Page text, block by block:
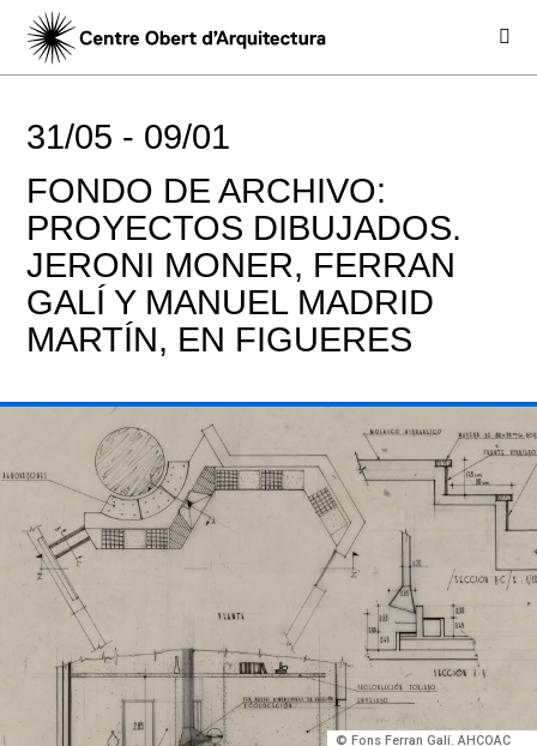
31/05 - 09/01
FONDO DE ARCHIVO:
PROYECTOS DIBUJADOS.
JERONI MONER, FERRAN
GALÍ Y MANUEL MADRID
MARTÍN, EN FIGUERES
© Fons Ferran Galí. AHCOAC